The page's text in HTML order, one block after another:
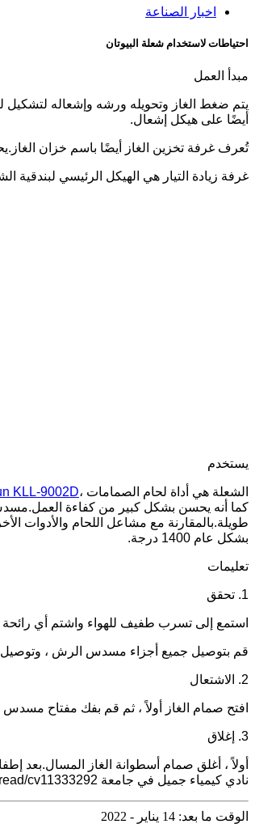
اخبار الصناعة
احتياطات لاستخدام شعلة البيوتان
مبدأ العمل
يتم ضغط الغاز وتحويله ورشه وإشعاله لتشكيل
أيضًا على هيكل إشعال.
تُعرف غرفة تخزين الغاز أيضًا باسم خزان
غرفة زيادة التيار هي الهيكل الرئيسي
يستخدم
الشعلة هي أداة لحام الصمامات ،KLL-9002D
كما أنه يحسن بشكل كبير من كفاءة
طويلة.بالمقارنة مع مشاعل اللحام والأدوات
بشكل عام 1400 درجة.
تعليمات
1. تحقق
استمع إلى تسرب طفيف للهواء واشتم أي رائحة
قم بتوصيل جميع أجزاء مسدس الرش ، وتوصيل
2. الاشتعال
افتح صمام الغاز أولاً ، ثم قم بفك مفتاح
3. إغلاق
أولاً ، أغلق صمام أسطوانة الغاز
نادي كيمياء جميل في جامعة https://www.bilibili.com/read/cv11333292/ المصدر: bilibili
الوقت ما بعد: 14 يناير - 2022